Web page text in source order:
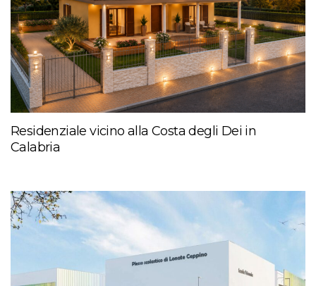
Residenziale vicino alla Costa degli Dei in
Calabria